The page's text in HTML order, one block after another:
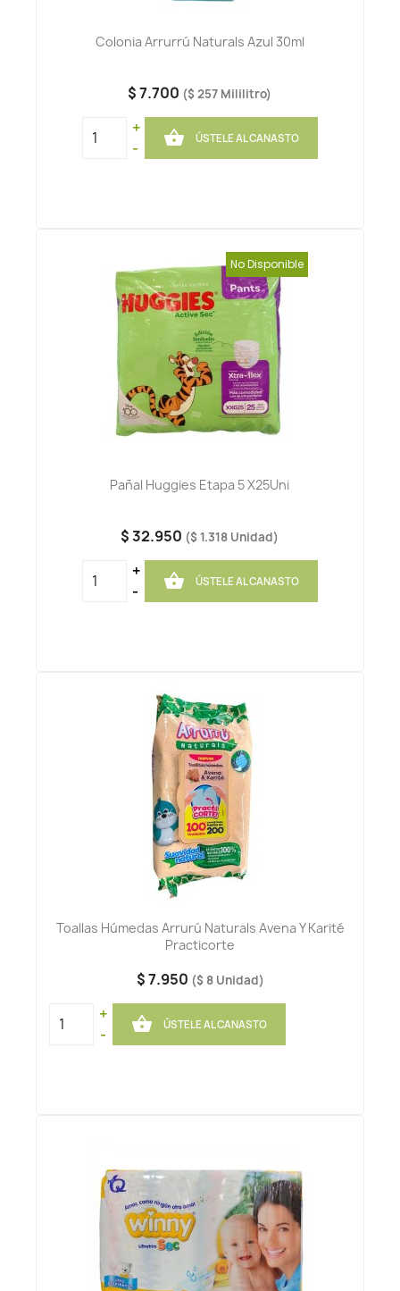
Colonia Arrurrú Naturals Azul 30ml
$ 7.700 ($ 257 Mililitro)
+
-
 ÚSTELE AL CANASTO
Pañal Huggies Etapa 5 X25Uni
$ 32.950 ($ 1.318 Unidad)
+
-
 ÚSTELE AL CANASTO
No Disponible
Toallas Húmedas Arrurú Naturals Avena Y Karité
Practicorte
$ 7.950 ($ 8 Unidad)
+
-
 ÚSTELE AL CANASTO